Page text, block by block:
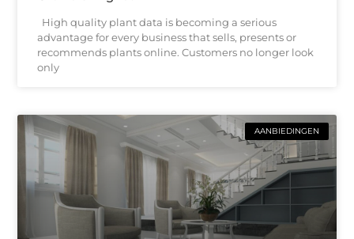
High quality plant data is becoming a serious
advantage for every business that sells, presents or
recommends plants online. Customers no longer look
only
AANBIEDINGEN